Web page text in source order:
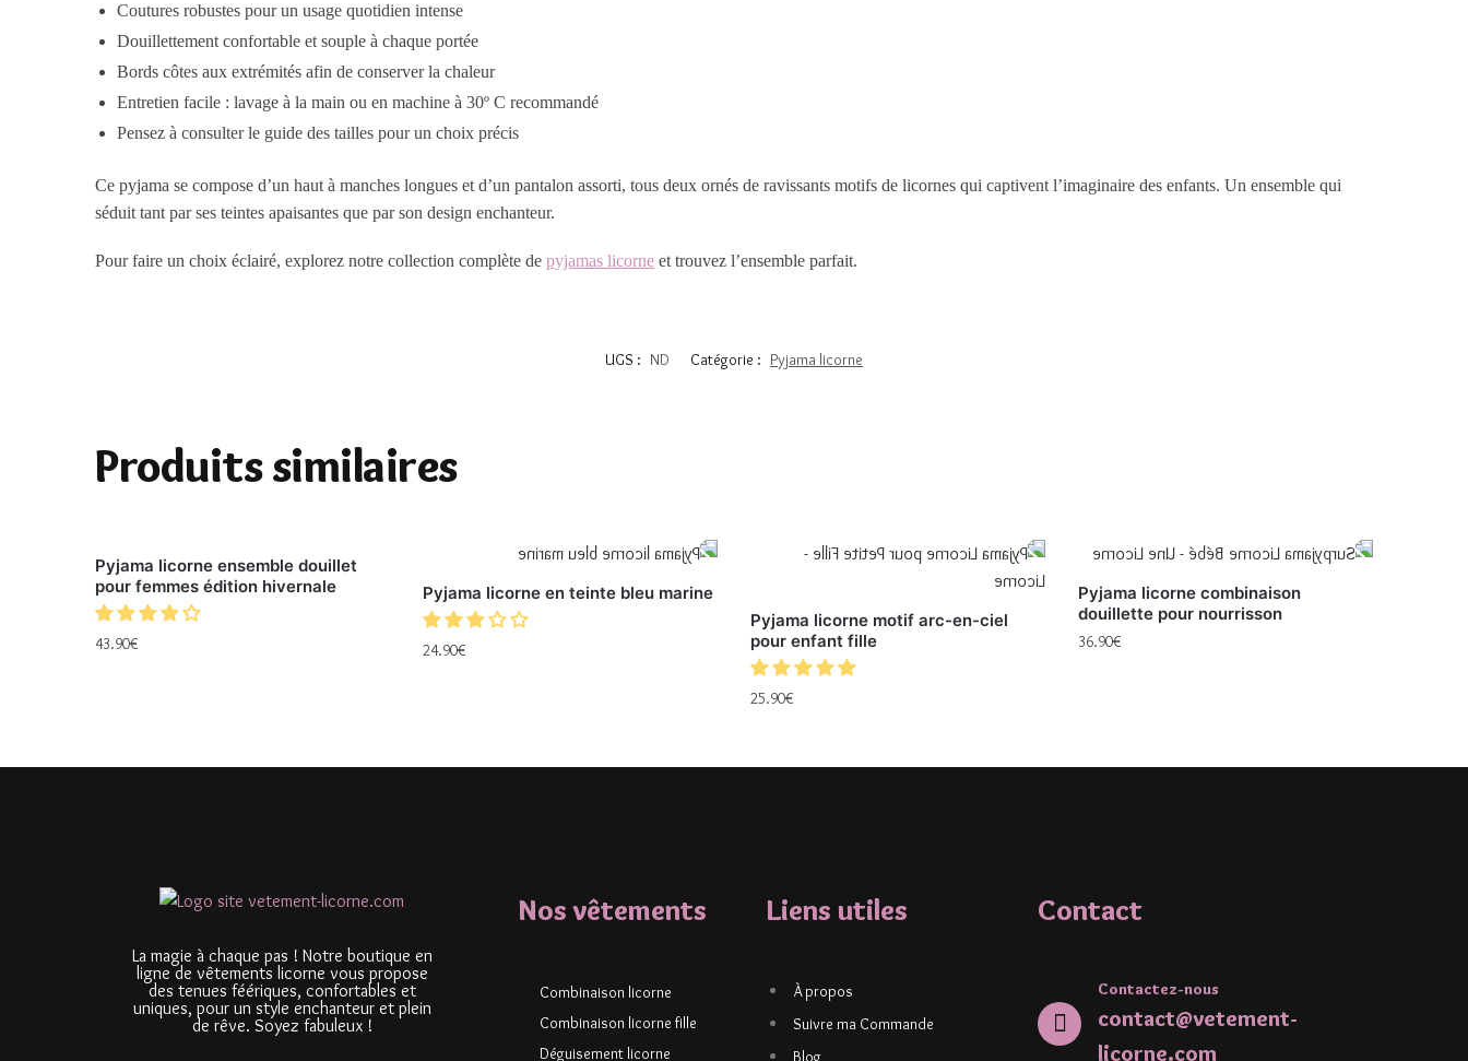
Coutures robustes pour un usage quotidien intense
Douillettement confortable et souple à chaque portée
Bords côtes aux extrémités afin de conserver la chaleur
Entretien facile : lavage à la main ou en machine à 30º C recommandé
Pensez à consulter le guide des tailles pour un choix précis
Ce pyjama se compose d’un haut à manches longues et d’un pantalon assorti, tous deux ornés de ravissants motifs de licornes qui captivent l’imaginaire des enfants. Un ensemble qui
séduit tant par ses teintes apaisantes que par son design enchanteur.
Pour faire un choix éclairé, explorez notre collection complète depyjamas licorne et trouvez l’ensemble parfait.
UGS : ND Catégorie : Pyjama licorne
Produits similaires
Pyjama licorne ensemble douillet
pour femmes édition hivernale
43.90€
Pyjama licorne en teinte bleu marine
24.90€
Pyjama licorne motif arc-en-ciel
pour enfant fille
25.90€
Pyjama licorne combinaison
douillette pour nourrisson
36.90€
La magie à chaque pas ! Notre boutique en
ligne de vêtements licorne vous propose
des tenues féériques, confortables et
uniques, pour un style enchanteur et plein
de rêve. Soyez fabuleux !
Nos vêtements
Combinaison licorne
Combinaison licorne fille
Déguisement licorne
Liens utiles
À propos
Suivre ma Commande
Blog
Contact
Contactez-nous
contact@vetement-
licorne.com